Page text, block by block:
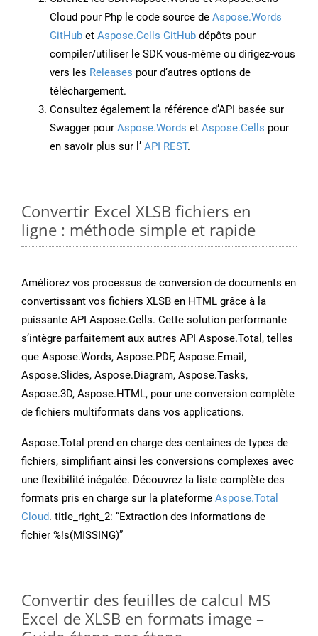
Cloud pour Php le code source de Aspose.Words
GitHub et Aspose.Cells GitHub dépôts pour
compiler/utiliser le SDK vous-même ou dirigez-vous
vers les Releases pour d’autres options de
téléchargement.
Consultez également la référence d’API basée sur
Swagger pour Aspose.Words et Aspose.Cells pour
en savoir plus sur l’ API REST.
Convertir Excel XLSB fichiers en
ligne : méthode simple et rapide
Améliorez vos processus de conversion de documents en
convertissant vos fichiers XLSB en HTML grâce à la
puissante API Aspose.Cells. Cette solution performante
s’intègre parfaitement aux autres API Aspose.Total, telles
que Aspose.Words, Aspose.PDF, Aspose.Email,
Aspose.Slides, Aspose.Diagram, Aspose.Tasks,
Aspose.3D, Aspose.HTML, pour une conversion complète
de fichiers multiformats dans vos applications.
Aspose.Total prend en charge des centaines de types de
fichiers, simplifiant ainsi les conversions complexes avec
une flexibilité inégalée. Découvrez la liste complète des
formats pris en charge sur la plateforme Aspose.Total
Cloud. title_right_2: “Extraction des informations de
fichier %!s(MISSING)”
Convertir des feuilles de calcul MS
Excel de XLSB en formats image –